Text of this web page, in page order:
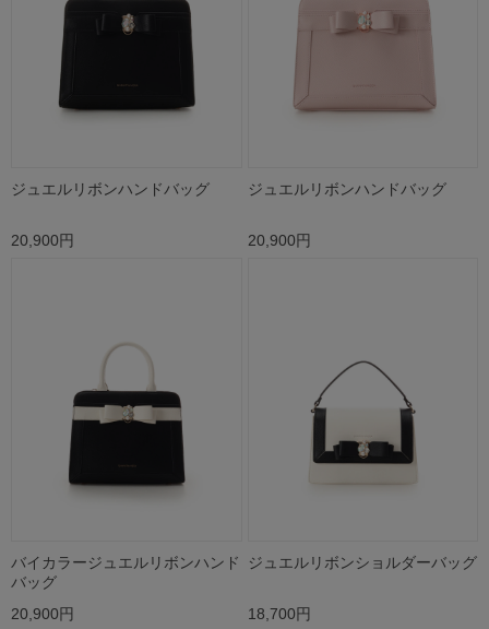
ジュエルリボンハンドバッグ
20,900円
ジュエルリボンハンドバッグ
20,900円
バイカラージュエルリボンハンド
バッグ
20,900円
ジュエルリボンショルダーバッグ
18,700円